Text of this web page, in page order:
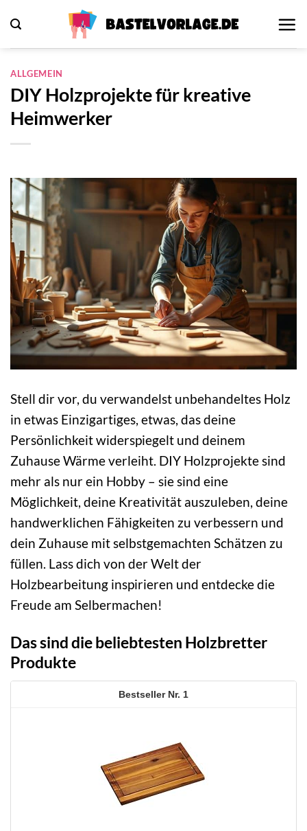
Inhalt
springen
ALLGEMEIN
DIY Holzprojekte für kreative
Heimwerker
Stell dir vor, du verwandelst unbehandeltes Holz
in etwas Einzigartiges, etwas, das deine
Persönlichkeit widerspiegelt und deinem
Zuhause Wärme verleiht. DIY Holzprojekte sind
mehr als nur ein Hobby – sie sind eine
Möglichkeit, deine Kreativität auszuleben, deine
handwerklichen Fähigkeiten zu verbessern und
dein Zuhause mit selbstgemachten Schätzen zu
füllen. Lass dich von der Welt der
Holzbearbeitung inspirieren und entdecke die
Freude am Selbermachen!
Das sind die beliebtesten Holzbretter
Produkte
1